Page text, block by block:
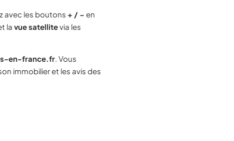
avec les boutons + / − en
la vue satellitevia les
en-france.fr. Vous
immobilier et les avis des